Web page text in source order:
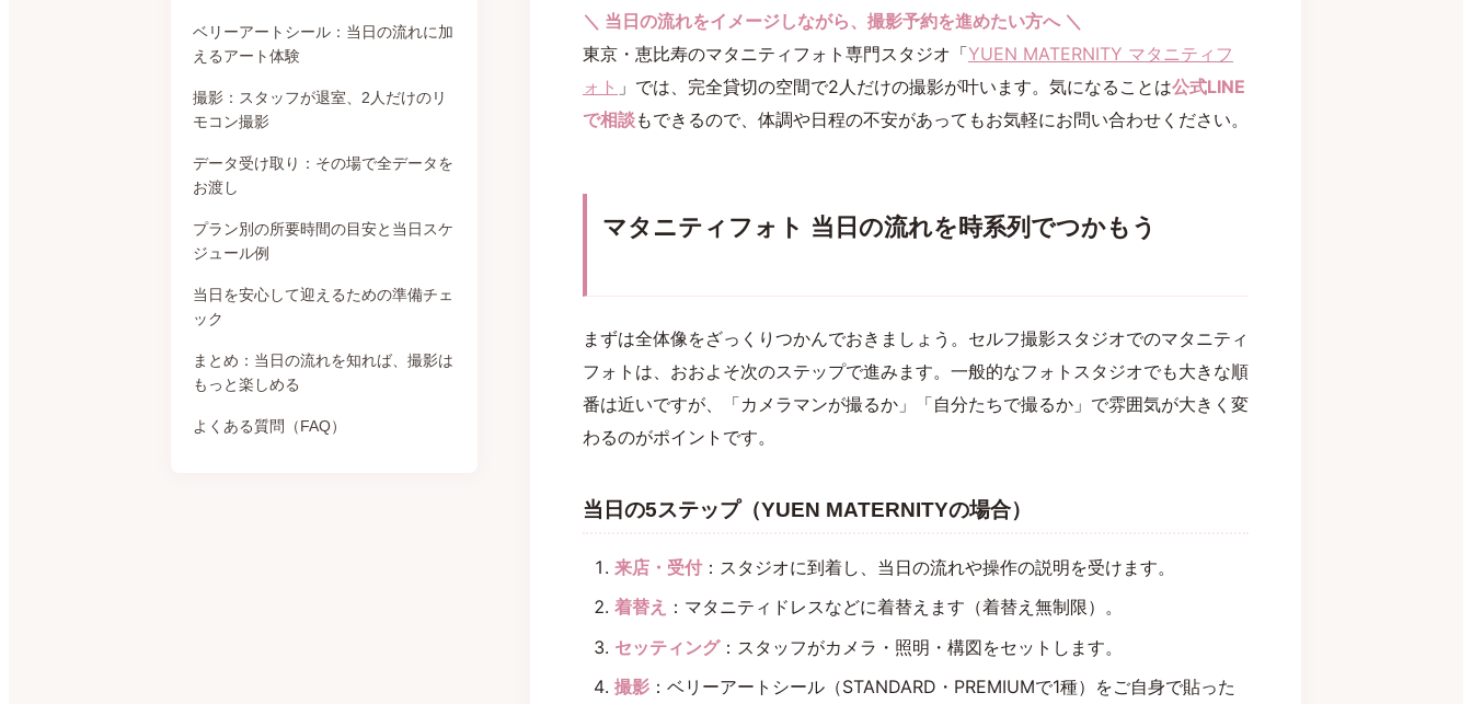
ベリーアートシール：当日の流れに加
えるアート体験
撮影：スタッフが退室、2人だけのリ
モコン撮影
データ受け取り：その場で全データを
お渡し
プラン別の所要時間の目安と当日スケ
ジュール例
当日を安心して迎えるための準備チェ
ック
まとめ：当日の流れを知れば、撮影は
もっと楽しめる
よくある質問（FAQ）
＼ 当日の流れをイメージしながら、撮影予約を進めたい方へ ＼
東京・恵比寿のマタニティフォト専門スタジオ「YUEN MATERNITY マタニティフ
ォト 」では、完全貸切の空間で2人だけの撮影が叶います。気になることは公式LINE
で相談もできるので、体調や日程の不安があってもお気軽にお問い合わせください。
マタニティフォト 当日の流れを時系列でつかもう
まずは全体像をざっくりつかんでおきましょう。セルフ撮影スタジオでのマタニティ
フォトは、おおよそ次のステップで進みます。一般的なフォトスタジオでも大きな順
番は近いですが、「カメラマンが撮るか」「自分たちで撮るか」で雰囲気が大きく変
わるのがポイントです。
当日の5ステップ（YUEN MATERNITYの場合）
来店・受付：スタジオに到着し、当日の流れや操作の説明を受けます。
着替え ：マタニティドレスなどに着替えます（着替え無制限）。
セッティング：スタッフがカメラ・照明・構図をセットします。
撮影：ベリーアートシール（STANDARD・PREMIUMで1種）をご自身で貼った